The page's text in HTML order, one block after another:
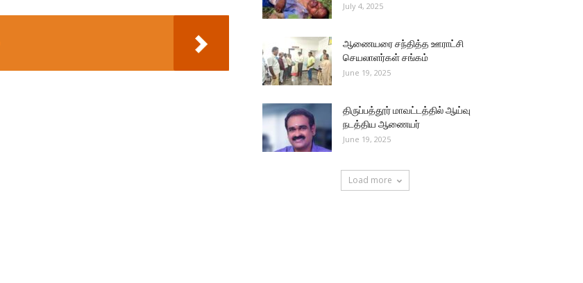
July 4, 2025
ஆணையரை சந்தித்த ஊராட்சி
செயலாளர்கள் சங்கம்
June 19, 2025
திருப்பத்தூர் மாவட்டத்தில் ஆய்வு
நடத்திய ஆணையர்
June 19, 2025
Load more